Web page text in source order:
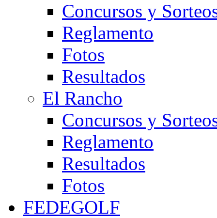
Concursos y
Reglamento
Fotos
Resultados
El Rancho
Concursos y
Reglamento
Resultados
Fotos
FEDEGOLF